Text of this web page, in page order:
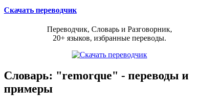
Скачать переводчик
Переводчик, Словарь и Разговорник,
20+ языков, избранные переводы.
Словарь: "remorque" - переводы и
примеры